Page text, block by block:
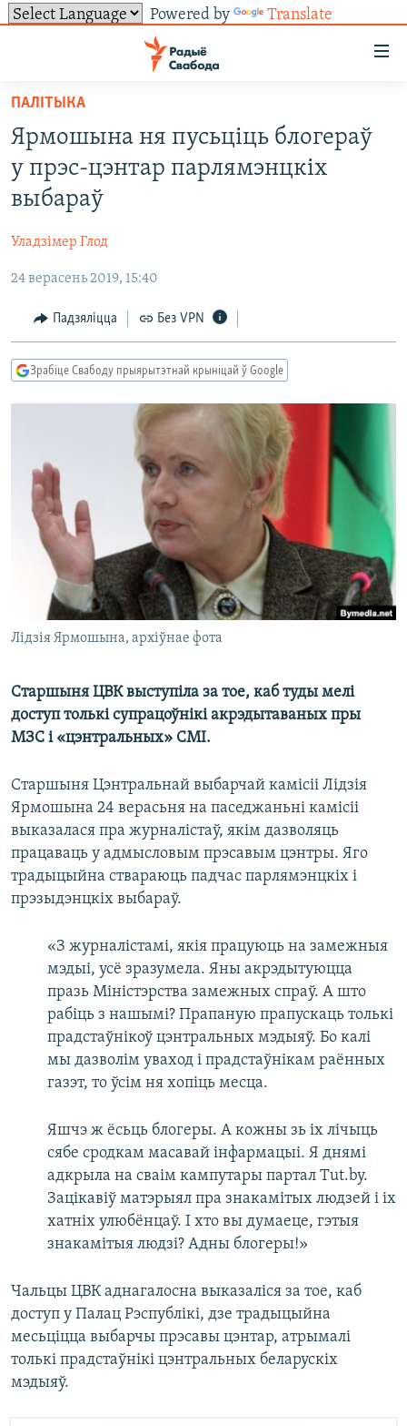
Powered by Translate
ўнівэрсальнага
доступу
Перайсьці
да
галоўнага
зьместу
Перайсьці
да
навігацыі
Перайсьці
пошуку
ВІДЭА І ФОТА
ПАЛІТЫКА
ЭКАНОМІКА
ВАЙНА
ПАЛІТВЯЗЬНІ
ТОЛЬКІ НА СВАБОДЗЕ
ТЭСТЫ
ГІСТОРЫЯ НА СВАБОДЗЕ
ПАДКАСТЫ
КНІГІ
PREMIUM
НА ХВАЛЯХ СВАБОДЫ
СУВЯЗЬ
ПАДЗЯЛІЦЦА ІНФАРМАЦЫЯЙ
RSS
ПАДКАСТЫ
FACEBOOK
ПАЛІТЫКА
Ярмошына ня пусьціць блогераў
у прэс-цэнтар парлямэнцкіх
выбараў
Уладзімер Глод
24 верасень 2019, 15:40
Падзяліцца Без VPN
Зрабіце Свабоду прыярытэтнай крыніцай ў Google
Лідзія Ярмошына, архіўнае фота
Старшыня ЦВК выступіла за тое, каб туды мелі
доступ толькі супрацоўнікі акрэдытаваных пры
МЗС і «цэнтральных» СМІ.
Старшыня Цэнтральнай выбарчай камісіі Лідзія
Ярмошына 24 верасьня на паседжаньні камісіі
выказалася пра журналістаў, якім дазволяць
працаваць у адмысловым прэсавым цэнтры. Яго
традыцыйна ствараюць падчас парлямэнцкіх і
прэзыдэнцкіх выбараў.
«З журналістамі, якія працуюць на замежныя
мэдыі, усё зразумела. Яны акрэдытуюцца
празь Міністэрства замежных спраў. А што
рабіць з нашымі? Прапаную прапускаць толькі
прадстаўнікоў цэнтральных мэдыяў. Бо калі
мы дазволім уваход і прадстаўнікам раённых
газэт, то ўсім ня хопіць месца.
Яшчэ ж ёсьць блогеры. А кожны зь іх лічыць
сябе сродкам масавай інфармацыі. Я днямі
адкрыла на сваім кампутары партал Tut.by.
Зацікавіў матэрыял пра знакамітых людзей і іх
хатніх улюбёнцаў. І хто вы думаеце, гэтыя
знакамітыя людзі? Адны блогеры!»
Чальцы ЦВК аднагалосна выказаліся за тое, каб
доступ у Палац Рэспублікі, дзе традыцыйна
месьціцца выбарчы прэсавы цэнтар, атрымалі
толькі прадстаўнікі цэнтральных беларускіх
мэдыяў.